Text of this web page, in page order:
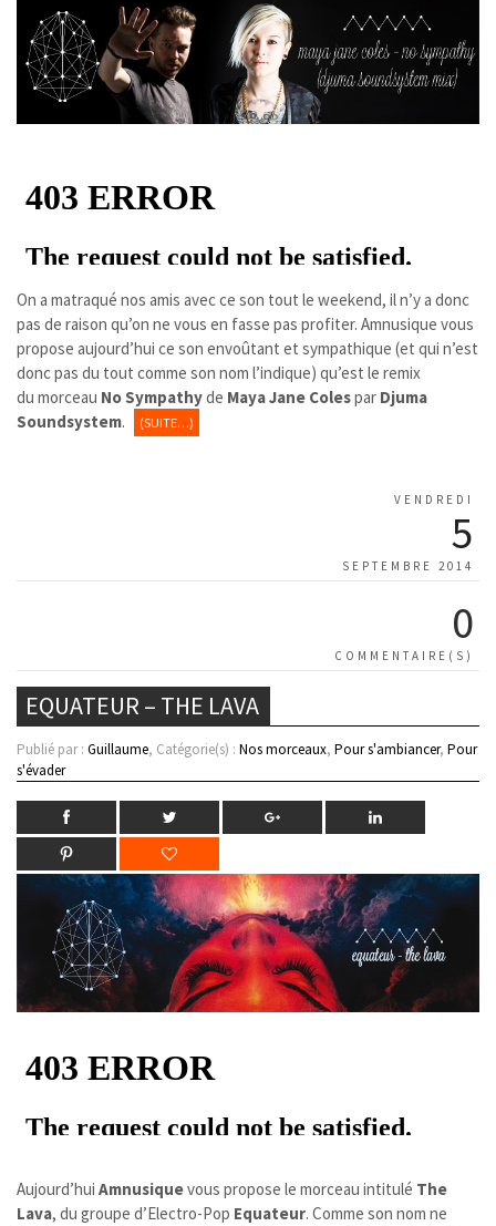
On a matraqué nos amis avec ce son tout le weekend, il n’y a donc
pas de raison qu’on ne vous en fasse pas profiter. Amnusique vous
propose aujourd’hui ce son envoûtant et sympathique (et qui n’est
donc pas du tout comme son nom l’indique) qu’est le remix
du morceau No Sympathyde Maya Jane Colespar Djuma
Soundsystem. (SUITE…)
VENDREDI
5
SEPTEMBRE 2014
0
COMMENTAIRE(S)
EQUATEUR – THE LAVA
Publié par : Guillaume, Catégorie(s) : Nos morceaux, Pour s'ambiancer, Pour
s'évader
Aujourd’hui Amnusiquevous propose le morceau intitulé The
Lava, du groupe d’Electro-Pop Equateur. Comme son nom ne